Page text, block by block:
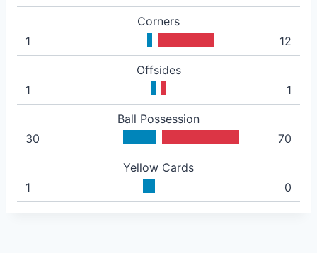
Corners
1
12
Offsides
1
1
Ball Possession
30
70
Yellow Cards
1
0